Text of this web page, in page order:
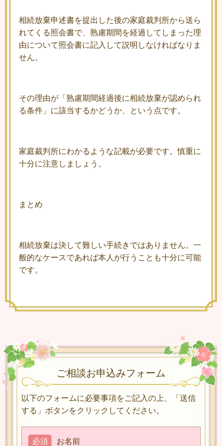
相続放棄申述書を提出した後の家庭裁判所から送ら
れてくる照会書で、熟慮期間を経過してしまった理
由について照会書に記入して説明しなければなりま
せん。
その理由が「熟慮期間経過後に相続放棄が認められ
る条件」に該当するかどうか、という点です。
家庭裁判所にわかるような記載が必要です。慎重に
十分に注意しましょう。
まとめ
相続放棄は決して難しい手続きではありません。一
般的なケースであれば本人が行うことも十分に可能
です。
ご相談お申込みフォーム
以下のフォームに必要事項をご記入の上、「送信
する」ボタンをクリックしてください。
お名前
必須